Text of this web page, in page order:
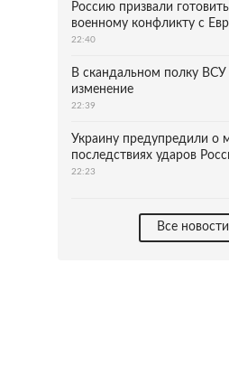
Россию призвали
военному конфликту с
22:40
В скандальном полку ВСУ
изменение
22:39
Украину предупредили о
последствиях ударов
22:23
Все новости